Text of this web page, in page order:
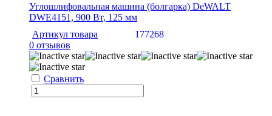
Углошлифовальная машина (болгарка) DeWALT
DWE4151, 900 Вт, 125 мм
Артикул товара
177268
0 отзывов
Сравнить